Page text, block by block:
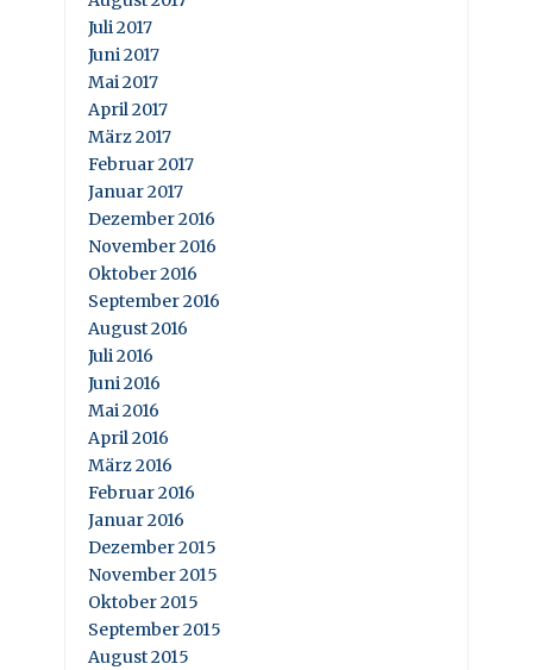
Juli 2017
Juni 2017
Mai 2017
April 2017
März 2017
Februar 2017
Januar 2017
Dezember 2016
November 2016
Oktober 2016
September 2016
August 2016
Juli 2016
Juni 2016
Mai 2016
April 2016
März 2016
Februar 2016
Januar 2016
Dezember 2015
November 2015
Oktober 2015
September 2015
August 2015